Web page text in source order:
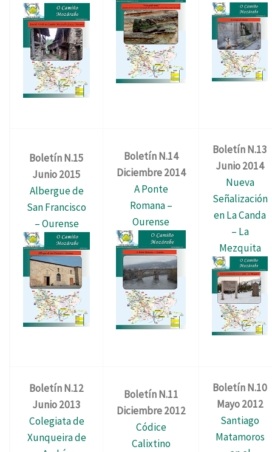
Boletín N.15
Junio 2015
Albergue de
San Francisco
– Ourense
Boletín N.14
Diciembre 2014
A Ponte
Romana –
Ourense
Boletín N.13
Junio 2014
Nueva
Señalización
en La Canda
– La
Mezquita
Boletín N.12
Junio 2013
Colegiata de
Xunqueira de
Boletín N.11
Diciembre 2012
Códice
Calixtino
Boletín N.10
Mayo 2012
Santiago
Matamoros